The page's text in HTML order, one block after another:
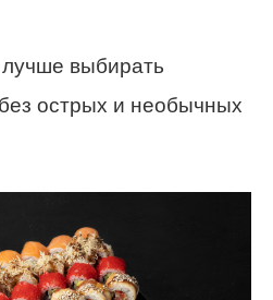
лучше выбирать
острых и необычных